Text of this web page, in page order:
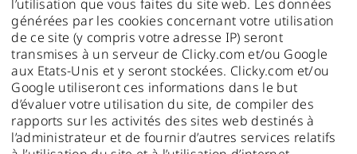
l’utilisation que vous faites du site web. Les données
générées par les cookies concernant votre utilisation
de ce site (y compris votre adresse IP) seront
transmises à un serveur de Clicky.com et/ou Google
aux Etats-Unis et y seront stockées. Clicky.com et/ou
Google utiliseront ces informations dans le but
d’évaluer votre utilisation du site, de compiler des
rapports sur les activités des sites web destinés à
l’administrateur et de fournir d’autres services relatifs